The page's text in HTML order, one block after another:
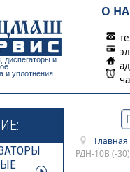
и
и уплотнения.
О
Главная
РДН-10В (-